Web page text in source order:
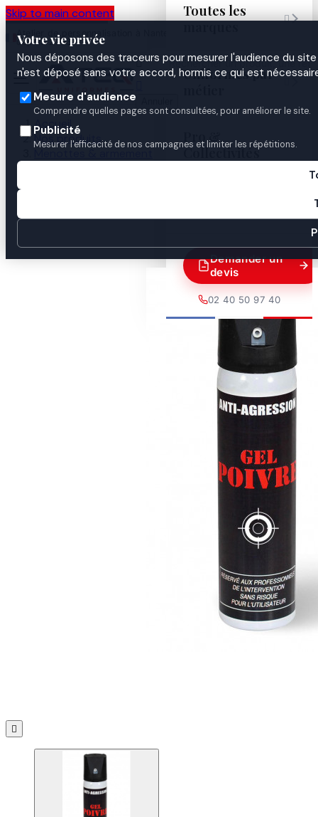
Skip to main content
Votre vie privée
Nous déposons des traceurs pour mesurer l'audience du
n'est déposé sans votre accord, hormis ce qui est
Mesure d'audience
Comprendre quelles pages sont consultées, pour améliorer le site.
Publicité
Mesurer l'efficacité de nos campagnes et limiter les répétitions.
Atelier de personnalisation à Nantes
depuis 2003

Toutes les
marques

Uniformes par
Pro &
Collectivités
Demander un
devis
02 40 50 97 40
Accueil
Nos produits
